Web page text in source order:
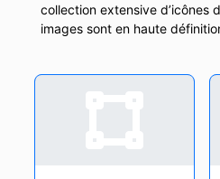
collection extensive d’icônes
images sont en haute